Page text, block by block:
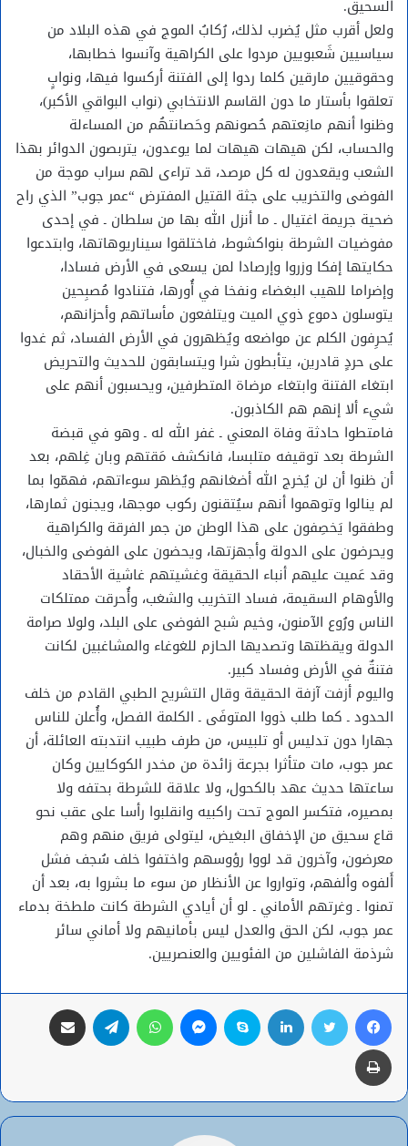
السحيق.
ولعل أقرب مثل يُضرب لذلك، رُكابُ الموج في هذه البلاد من
سياسيين شَعبويين مردوا على الكراهية وآنسوا خطابها،
وحقوقيين مارقين كلما ردوا إلى الفتنة أركسوا فيها، ونوابٍ
تعلقوا بأستار ما دون القاسم الانتخابي (نواب البواقي الأكبر)،
وظنوا أنهم مانِعتهم حُصونهم وحَصانتهُم من المساءلة
والحساب، لكن هيهات هيهات لما يوعدون، يتربصون الدوائر بهذا
الشعب ويقعدون له كل مرصد، قد تراءى لهم سراب موجة من
الفوضى والتخريب على جثة القتيل المفترض “عمر جوب” الذي راح
ضحية جريمة اغتيال ـ ما أنزل الله بها من سلطان ـ في إحدى
مفوضيات الشرطة بنواكشوط، فاختلقوا سيناريوهاتها، وابتدعوا
حكايتها إفكا وزروا وإرصادا لمن يسعى في الأرض فسادا،
وإضراما للهيب البغضاء ونفخا في أُورها، فتنادوا مُصبِحين
يتوسلون دموع ذوي الميت ويتلفعون مأساتهم وأحزانهم،
يُحرِفون الكلم عن مواضعه ويُظهرون في الأرض الفساد، ثم غدوا
على حردٍ قادرين، يتأبطون شرا ويتسابقون للحديث والتحريض
ابتغاء الفتنة وابتغاء مرضاة المتطرفين، ويحسبون أنهم على
شيء ألا إنهم هم الكاذبون.
فامتطوا حادثة وفاة المعني ـ غفر الله له ـ وهو في قبضة
الشرطة بعد توقيفه متلبسا، فانكشف مَقتهم وبان غِلهم، بعد
أن ظنوا أن لن يُخرج الله أضغانهم ويُظهر سوءاتهم، فهمّوا بما
لم ينالوا وتوهموا أنهم سيُتقنون ركوب موجها، ويجنون ثمارها،
وطفقوا يَخصِفون على هذا الوطن من جمر الفرقة والكراهية
ويحرضون على الدولة وأجهزتها، ويحضون على الفوضى والخبال،
وقد عَميت عليهم أنباء الحقيقة وغشيتهم غاشية الأحقاد
والأوهام السقيمة، فساد التخريب والشغب، وأُحرقت ممتلكات
الناس ورُوع الآمنون، وخيم شبح الفوضى على البلد، ولولا صرامة
الدولة ويقظتها وتصديها الحازم للغوغاء والمشاغبين لكانت
فتنةٌ في الأرض وفساد كبير.
واليوم أزفت آزفة الحقيقة وقال التشريح الطبي القادم من خلف
الحدود ـ كما طلب ذووا المتوفَى ـ الكلمة الفصل، وأُعلن للناس
جهارا دون تدليس أو تلبيس، من طرف طبيب انتدبته العائلة، أن
عمر جوب، مات متأثرا بجرعة زائدة من مخدر الكوكايين وكان
ساعتها حديث عهد بالكحول، ولا علاقة للشرطة بحتفه ولا
بمصيره، فتكسر الموج تحت راكبيه وانقلبوا رأسا على عقب نحو
قاع سحيق من الإخفاق البغيض، ليتولى فريق منهم وهم
معرضون، وآخرون قد لووا رؤوسهم واختفوا خلف سُجف فشل
أَلفوه وألفهم، وتواروا عن الأنظار من سوء ما بشروا به، بعد أن
تمنوا ـ وغرتهم الأماني ـ لو أن أيادي الشرطة كانت ملطخة بدماء
عمر جوب، لكن الحق والعدل ليس بأمانيهم ولا أماني سائر
شرذمة الفاشلين من الفئويين والعنصريين.
فيسبوك تويتر لينكدإن سكايب ماسنجر واتساب تيلقرام
طباعة